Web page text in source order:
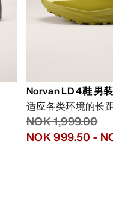
Norvan LD 4鞋 男装
适应各类环境的长
NOK 1,999.00
NOK 999.50 -